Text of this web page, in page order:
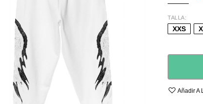
TALLA
XXS
Añadir A